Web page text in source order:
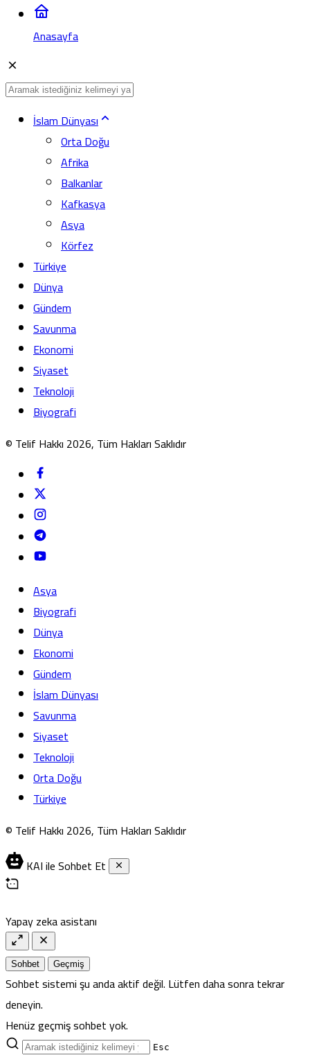
Anasayfa
İslam Dünyası
Orta Doğu
Afrika
Balkanlar
Kafkasya
Asya
Körfez
Türkiye
Dünya
Gündem
Savunma
Ekonomi
Siyaset
Teknoloji
Biyografi
© Telif Hakkı 2026, Tüm Hakları Saklıdır
Asya
Biyografi
Dünya
Ekonomi
Gündem
İslam Dünyası
Savunma
Siyaset
Teknoloji
Orta Doğu
Türkiye
© Telif Hakkı 2026, Tüm Hakları Saklıdır
KAI ile Sohbet Et
Yapay zeka asistanı
Sohbet Geçmiş
Sohbet sistemi şu anda aktif değil. Lütfen daha sonra tekrar
deneyin.
Henüz geçmiş sohbet yok.
Esc